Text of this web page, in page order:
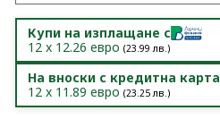
Купи на изплащане с
12 x 12.26 евро (23.99 лв.)
На вноски с кредитна карта
12 x 11.89 евро (23.25лв.)